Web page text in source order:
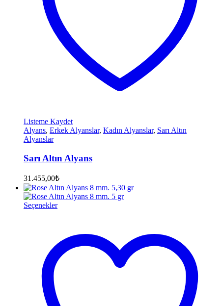
Listeme Kaydet
Alyans, Erkek Alyanslar, Kadın Alyanslar, Sarı Altın
Alyanslar
Sarı Altın Alyans
31.455,00₺
Seçenekler